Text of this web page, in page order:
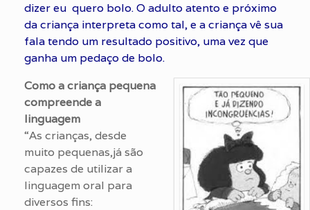
dizer eu quero bolo. O adulto atento e próximo
da criança interpreta como tal, e a criança vê sua
fala tendo um resultado positivo, uma vez que
ganha um pedaço de bolo.
Como a criança pequena
compreende a
linguagem
“As crianças, desde
muito pequenas,já são
capazes de utilizar a
linguagem oral para
diversos fins: